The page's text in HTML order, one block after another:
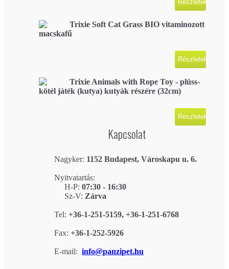
Részletek
Trixie Soft Cat Grass BIO vitaminozott
macskafű
Részletek
Trixie Animals with Rope Toy - plüss-
kötél játék (kutya) kutyák részére (32cm)
Részletek
Kapcsolat
Nagyker: 1152 Budapest, Városkapu u. 6.
Nyitvatartás:
H-P: 07:30 - 16:30
Sz-V: Zárva
Tel: +36-1-251-5159, +36-1-251-6768
Fax: +36-1-252-5926
E-mail: info@panzipet.hu